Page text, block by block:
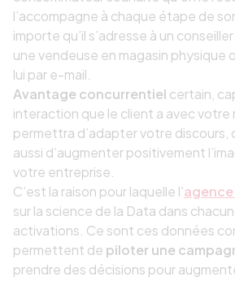
l’accompagne à chaque étape de
importe qu’il s’adresse à un
une vendeuse en magasin physique
lui par e-mail.
Avantage concurrentiel certain,
interaction que le client a avec votre
permettra d’adapter votre discours,
aussi d’augmenter positivement
votre entreprise.
C’est la raison pour laquelle l’
sur la science de la Data dans
activations. Ce sont ces données
permettent de piloter une
prendre des décisions pour